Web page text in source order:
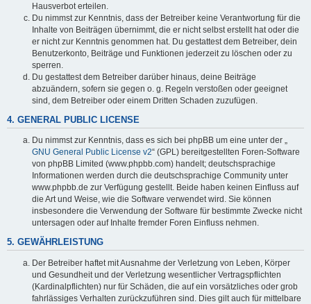
Hausverbot erteilen.
Du nimmst zur Kenntnis, dass der Betreiber keine Verantwortung für die
Inhalte von Beiträgen übernimmt, die er nicht selbst erstellt hat oder die
er nicht zur Kenntnis genommen hat. Du gestattest dem Betreiber, dein
Benutzerkonto, Beiträge und Funktionen jederzeit zu löschen oder zu
sperren.
Du gestattest dem Betreiber darüber hinaus, deine Beiträge
abzuändern, sofern sie gegen o. g. Regeln verstoßen oder geeignet
sind, dem Betreiber oder einem Dritten Schaden zuzufügen.
4. GENERAL PUBLIC LICENSE
Du nimmst zur Kenntnis, dass es sich bei phpBB um eine unter der „
GNU General Public License v2“ (GPL) bereitgestellten Foren-Software
von phpBB Limited (www.phpbb.com) handelt; deutschsprachige
Informationen werden durch die deutschsprachige Community unter
www.phpbb.de zur Verfügung gestellt. Beide haben keinen Einfluss auf
die Art und Weise, wie die Software verwendet wird. Sie können
insbesondere die Verwendung der Software für bestimmte Zwecke nicht
untersagen oder auf Inhalte fremder Foren Einfluss nehmen.
5. GEWÄHRLEISTUNG
Der Betreiber haftet mit Ausnahme der Verletzung von Leben, Körper
und Gesundheit und der Verletzung wesentlicher Vertragspflichten
(Kardinalpflichten) nur für Schäden, die auf ein vorsätzliches oder grob
fahrlässiges Verhalten zurückzuführen sind. Dies gilt auch für mittelbare